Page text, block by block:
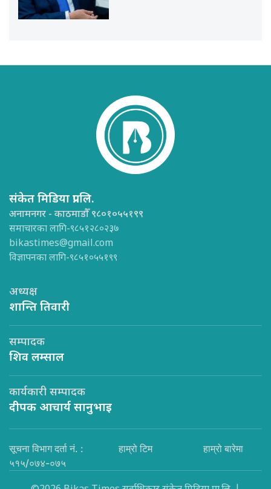
संकेत मिडिया प्रा.लि.
अनामनगर - काठमाडौँ ९८०१०५५१९९
समाचारका लागि-९८५१२८०२३७
bikastimes@gmail.com
विज्ञापनका लागि-९८५१०५५१९९
अध्यक्ष
शान्ति तिवारी
सम्पादक
शिव लम्साल
कार्यकारी सम्पादक
दीपक आचार्य सानुभाइ
सूचना विभाग दर्ता नं. :
५१५/०७४-०७५
हाम्रो टिम हाम्रो बारेमा